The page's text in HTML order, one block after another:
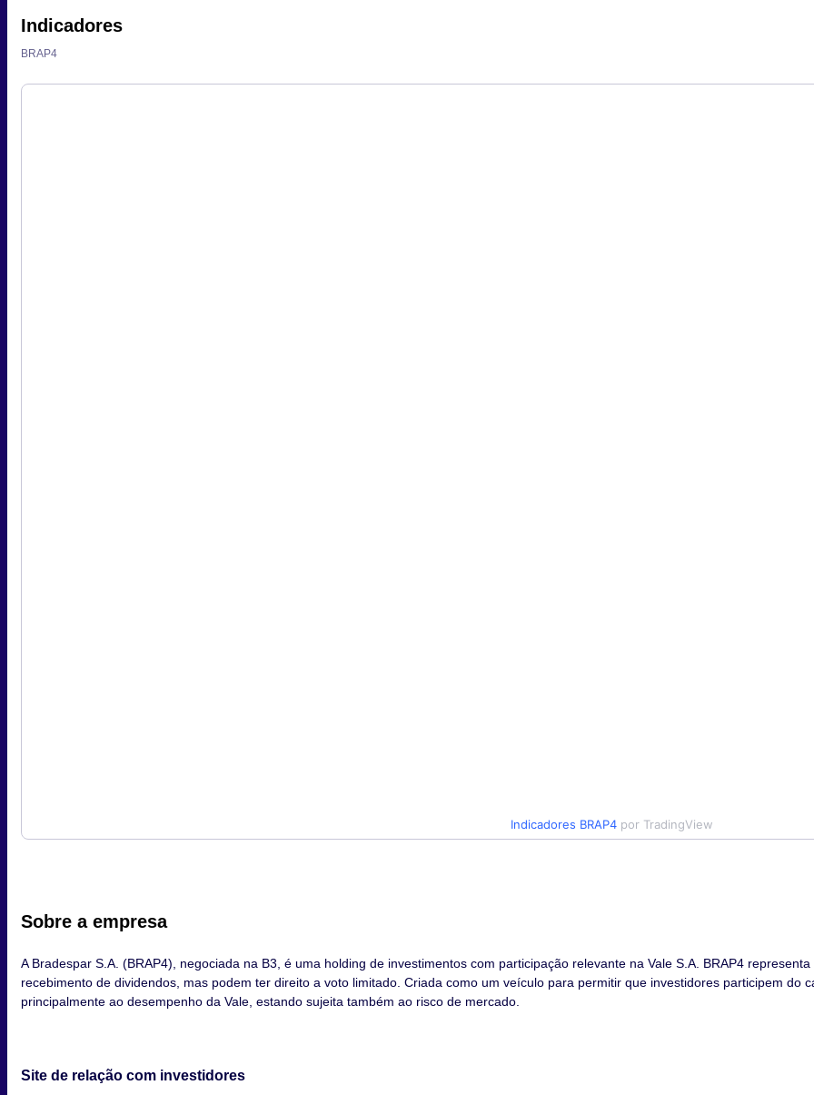
Indicadores
BRAP4
Indicadores BRAP4 por TradingView
Sobre a empresa
A Bradespar S.A. (BRAP4), negociada na B3, é uma holding de investimentos com participação relevante na Vale S.A. BRAP4
recebimento de dividendos, mas podem ter direito a voto limitado. Criada como um veículo para permitir que investidores participem do
principalmente ao desempenho da Vale, estando sujeita também ao risco de mercado.
Site de relação com investidores